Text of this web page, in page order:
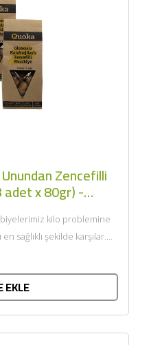
Zencefilli
adet x 80gr) -
kilo problemine
sağlıklı şekilde karşılar.
EKLE